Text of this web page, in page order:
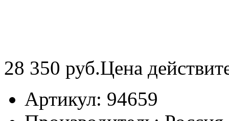
28 350 руб.Цена
Артикул: 94659